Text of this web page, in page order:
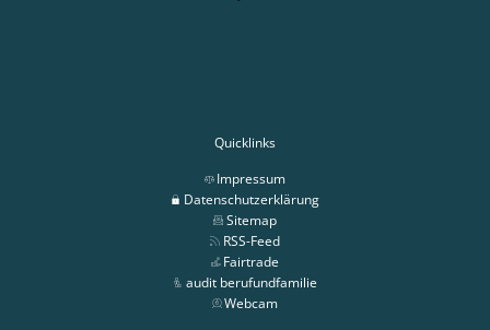
Quicklinks
Impressum
Datenschutzerklärung
Sitemap
RSS-Feed
Fairtrade
audit berufundfamilie
Webcam